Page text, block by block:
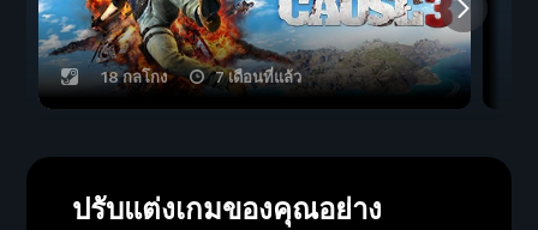
18 กลโกง 7 เดือนที่แล้ว
ปรับแต่งเกมของคุณอย่าง